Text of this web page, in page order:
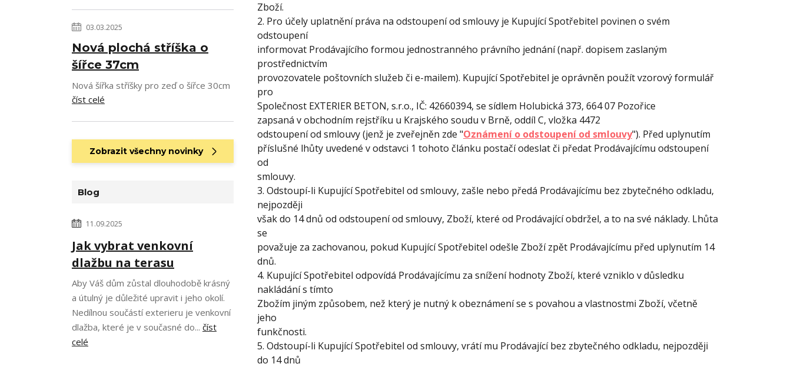
03.03.2025
Nová plochá stříška o
šířce 37cm
Nová šířka stříšky pro zeď o šířce 30cm
číst celé
Zobrazit všechny novinky
Blog
11.09.2025
Jak vybrat venkovní
dlažbu na terasu
Aby Váš dům zůstal dlouhodobě krásný
a útulný je důležité upravit i jeho okolí.
Nedílnou součástí exterieru je venkovní
dlažba, které je v současné do... číst
celé
Zboží.
2. Pro účely uplatnění práva na odstoupení od smlouvy je Kupující Spotřebitel povinen o svém
odstoupení
informovat Prodávajícího formou jednostranného právního jednání (např. dopisem zaslaným
prostřednictvím
provozovatele poštovních služeb či e-mailem). Kupující Spotřebitel je oprávněn použít vzorový formulář
pro
Společnost EXTERIER BETON, s.r.o., IČ: 42660394, se sídlem Holubická 373, 664 07 Pozořice
zapsaná v obchodním rejstříku u Krajského soudu v Brně, oddíl C, vložka 4472
odstoupení od smlouvy (jenž je zveřejněn zde "Oznámení o odstoupení od smlouvy"). Před uplynutím
příslušné lhůty uvedené v odstavci 1 tohoto článku postačí odeslat či předat Prodávajícímu odstoupení
od
smlouvy.
3. Odstoupí-li Kupující Spotřebitel od smlouvy, zašle nebo předá Prodávajícímu bez zbytečného odkladu,
nejpozději
však do 14 dnů od odstoupení od smlouvy, Zboží, které od Prodávající obdržel, a to na své náklady. Lhůta
se
považuje za zachovanou, pokud Kupující Spotřebitel odešle Zboží zpět Prodávajícímu před uplynutím 14
dnů.
4. Kupující Spotřebitel odpovídá Prodávajícímu za snížení hodnoty Zboží, které vzniklo v důsledku
nakládání s tímto
Zbožím jiným způsobem, než který je nutný k obeznámení se s povahou a vlastnostmi Zboží, včetně
jeho
funkčnosti.
5. Odstoupí-li Kupující Spotřebitel od smlouvy, vrátí mu Prodávající bez zbytečného odkladu, nejpozději
do 14 dnů